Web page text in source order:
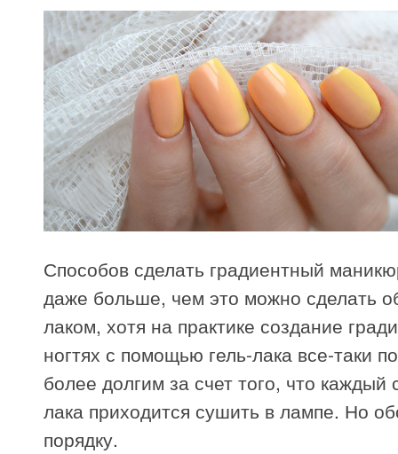
Способов сделать градиентный
даже больше, чем это можно сделать
лаком, хотя на практике создание
ногтях с помощью гель-лака все-таки
более долгим за счет того, что каждый
лака приходится сушить в лампе. Но
порядку.